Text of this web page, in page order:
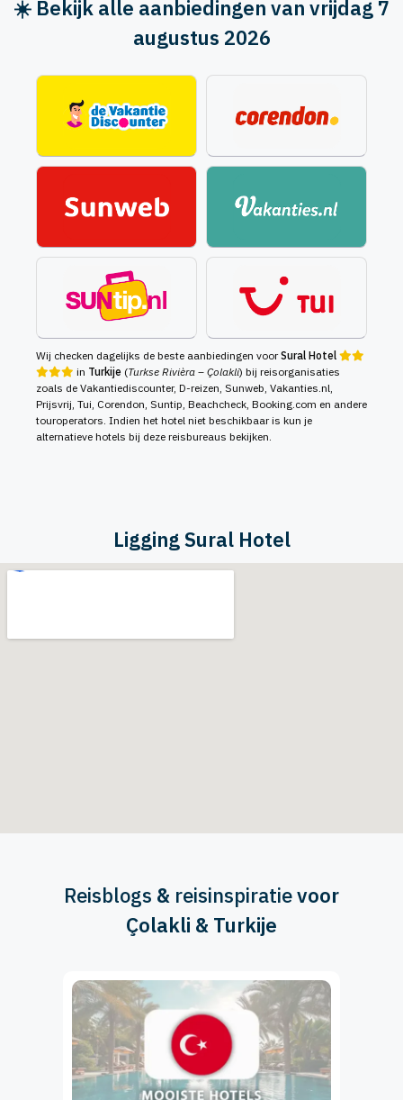
☀️ Bekijk alle aanbiedingen van vrijdag 7
augustus 2026
Wij checken dagelijks de beste aanbiedingen voorSural Hotel
in Turkije (Turkse Rivièra – Çolakli) bij reisorganisaties
zoals de Vakantiediscounter, D-reizen, Sunweb, Vakanties.nl,
Prijsvrij, Tui, Corendon, Suntip, Beachcheck, Booking.com en andere
touroperators. Indien het hotel niet beschikbaar is kun je
alternatieve hotels bij deze reisbureaus bekijken.
Ligging Sural Hotel
Reisblogs & reisinspiratievoor
Çolakli & Turkije